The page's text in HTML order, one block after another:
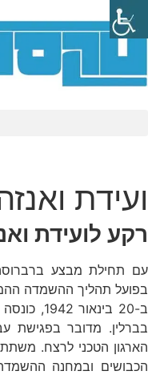
ועידת
רקע לועידת
עם תחילת מבצע
בפועל תהליך ההשמדה
ב-20
בברלין. מדובר בפגישת
הארגון הטכני לרצח.
הכבושים ובמחנה